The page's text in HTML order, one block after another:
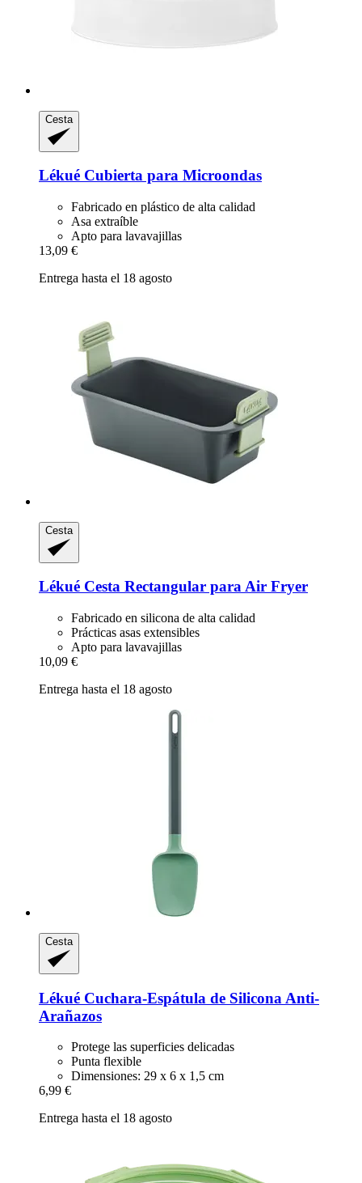
Cesta
Lékué Cubierta para Microondas
Fabricado en plástico de alta calidad
Asa extraíble
Apto para lavavajillas
13,09 €
Entrega hasta el 18 agosto
Cesta
Lékué Cesta Rectangular para Air Fryer
Fabricado en silicona de alta calidad
Prácticas asas extensibles
Apto para lavavajillas
10,09 €
Entrega hasta el 18 agosto
Cesta
Lékué Cuchara-​Espátula de Silicona Anti-​
Arañazos
Protege las superficies delicadas
Punta flexible
Dimensiones: 29 x 6 x 1,5 cm
6,99 €
Entrega hasta el 18 agosto